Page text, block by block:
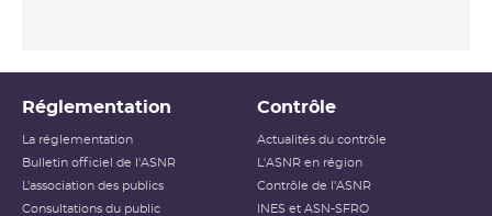
Réglementation
La réglementation
Bulletin officiel de l'ASNR
L’association des publics
Consultations du public
Contrôle
Actualités du contrôle
L'ASNR en région
Contrôle de l'ASNR
INES et ASN-SFRO